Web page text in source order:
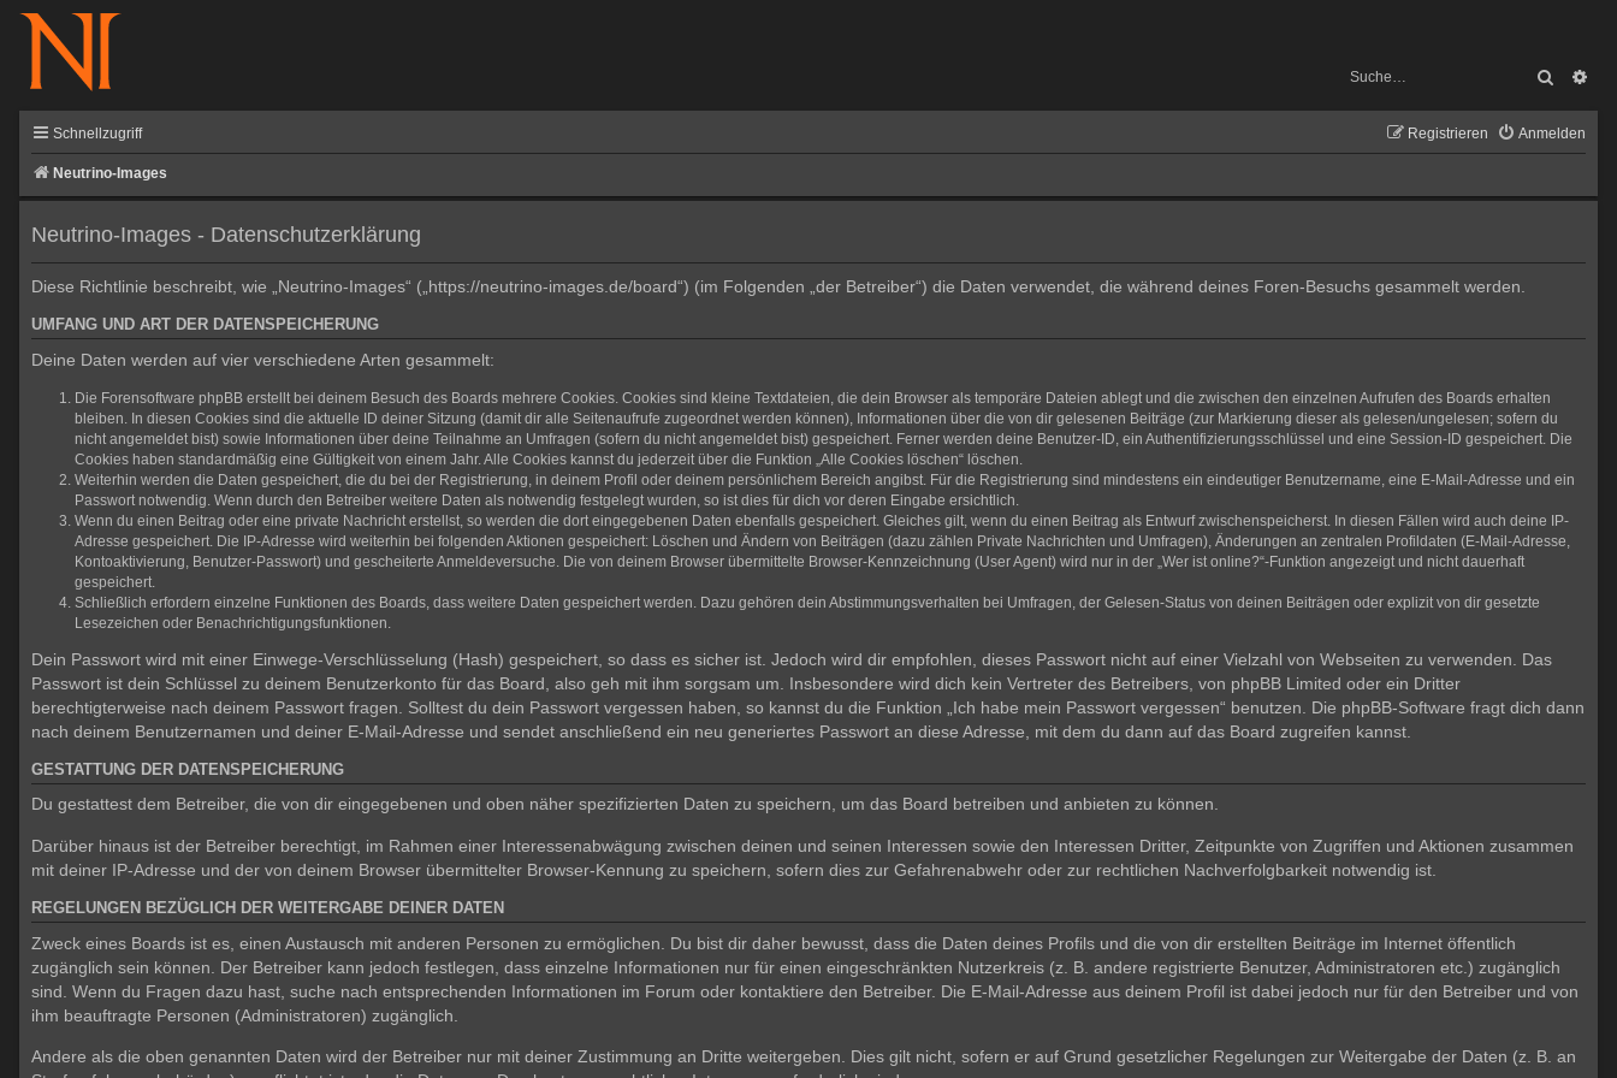
Suche
Schnellzugriff Anmelden
Registrieren
Neutrino-Images
Neutrino-Images - Datenschutzerklärung
Diese Richtlinie beschreibt, wie „Neutrino-Images“ („https://neutrino-images.de/board“) (im Folgenden „der Betreiber“) die Daten verwendet, die während deines Foren-Besuchs gesammelt werden.
UMFANG UND ART DER DATENSPEICHERUNG
Deine Daten werden auf vier verschiedene Arten gesammelt:
Die Forensoftware phpBB erstellt bei deinem Besuch des Boards mehrere Cookies. Cookies sind kleine Textdateien, die dein Browser als temporäre Dateien ablegt und die zwischen den einzelnen Aufrufen des Boards erhalten
bleiben. In diesen Cookies sind die aktuelle ID deiner Sitzung (damit dir alle Seitenaufrufe zugeordnet werden können), Informationen über die von dir gelesenen Beiträge (zur Markierung dieser als gelesen/ungelesen; sofern du
nicht angemeldet bist) sowie Informationen über deine Teilnahme an Umfragen (sofern du nicht angemeldet bist) gespeichert. Ferner werden deine Benutzer-ID, ein Authentifizierungsschlüssel und eine Session-ID gespeichert. Die
Cookies haben standardmäßig eine Gültigkeit von einem Jahr. Alle Cookies kannst du jederzeit über die Funktion „Alle Cookies löschen“ löschen.
Weiterhin werden die Daten gespeichert, die du bei der Registrierung, in deinem Profil oder deinem persönlichem Bereich angibst. Für die Registrierung sind mindestens ein eindeutiger Benutzername, eine E-Mail-Adresse und ein
Passwort notwendig. Wenn durch den Betreiber weitere Daten als notwendig festgelegt wurden, so ist dies für dich vor deren Eingabe ersichtlich.
Wenn du einen Beitrag oder eine private Nachricht erstellst, so werden die dort eingegebenen Daten ebenfalls gespeichert. Gleiches gilt, wenn du einen Beitrag als Entwurf zwischenspeicherst. In diesen Fällen wird auch deine IP-
Adresse gespeichert. Die IP-Adresse wird weiterhin bei folgenden Aktionen gespeichert: Löschen und Ändern von Beiträgen (dazu zählen Private Nachrichten und Umfragen), Änderungen an zentralen Profildaten (E-Mail-Adresse,
Kontoaktivierung, Benutzer-Passwort) und gescheiterte Anmeldeversuche. Die von deinem Browser übermittelte Browser-Kennzeichnung (User Agent) wird nur in der „Wer ist online?“-Funktion angezeigt und nicht dauerhaft
gespeichert.
Schließlich erfordern einzelne Funktionen des Boards, dass weitere Daten gespeichert werden. Dazu gehören dein Abstimmungsverhalten bei Umfragen, der Gelesen-Status von deinen Beiträgen oder explizit von dir gesetzte
Lesezeichen oder Benachrichtigungsfunktionen.
Dein Passwort wird mit einer Einwege-Verschlüsselung (Hash) gespeichert, so dass es sicher ist. Jedoch wird dir empfohlen, dieses Passwort nicht auf einer Vielzahl von Webseiten zu verwenden. Das
Passwort ist dein Schlüssel zu deinem Benutzerkonto für das Board, also geh mit ihm sorgsam um. Insbesondere wird dich kein Vertreter des Betreibers, von phpBB Limited oder ein Dritter
berechtigterweise nach deinem Passwort fragen. Solltest du dein Passwort vergessen haben, so kannst du die Funktion „Ich habe mein Passwort vergessen“ benutzen. Die phpBB-Software fragt dich dann
nach deinem Benutzernamen und deiner E-Mail-Adresse und sendet anschließend ein neu generiertes Passwort an diese Adresse, mit dem du dann auf das Board zugreifen kannst.
GESTATTUNG DER DATENSPEICHERUNG
Du gestattest dem Betreiber, die von dir eingegebenen und oben näher spezifizierten Daten zu speichern, um das Board betreiben und anbieten zu können.
Darüber hinaus ist der Betreiber berechtigt, im Rahmen einer Interessenabwägung zwischen deinen und seinen Interessen sowie den Interessen Dritter, Zeitpunkte von Zugriffen und Aktionen zusammen
mit deiner IP-Adresse und der von deinem Browser übermittelter Browser-Kennung zu speichern, sofern dies zur Gefahrenabwehr oder zur rechtlichen Nachverfolgbarkeit notwendig ist.
REGELUNGEN BEZÜGLICH DER WEITERGABE DEINER DATEN
Zweck eines Boards ist es, einen Austausch mit anderen Personen zu ermöglichen. Du bist dir daher bewusst, dass die Daten deines Profils und die von dir erstellten Beiträge im Internet öffentlich
zugänglich sein können. Der Betreiber kann jedoch festlegen, dass einzelne Informationen nur für einen eingeschränkten Nutzerkreis (z. B. andere registrierte Benutzer, Administratoren etc.) zugänglich
sind. Wenn du Fragen dazu hast, suche nach entsprechenden Informationen im Forum oder kontaktiere den Betreiber. Die E-Mail-Adresse aus deinem Profil ist dabei jedoch nur für den Betreiber und von
ihm beauftragte Personen (Administratoren) zugänglich.
Andere als die oben genannten Daten wird der Betreiber nur mit deiner Zustimmung an Dritte weitergeben. Dies gilt nicht, sofern er auf Grund gesetzlicher Regelungen zur Weitergabe der Daten (z. B. an